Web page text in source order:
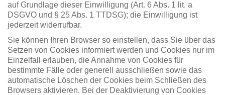
auf Grundlage dieser Einwilligung (Art. 6 Abs. 1 lit. a
DSGVO und § 25 Abs. 1 TTDSG); die Einwilligung ist
jederzeit widerrufbar.
Sie können Ihren Browser so einstellen, dass Sie über das
Setzen von Cookies informiert werden und Cookies nur im
Einzelfall erlauben, die Annahme von Cookies für
bestimmte Fälle oder generell ausschließen sowie das
automatische Löschen der Cookies beim Schließen des
Browsers aktivieren. Bei der Deaktivierung von Cookies